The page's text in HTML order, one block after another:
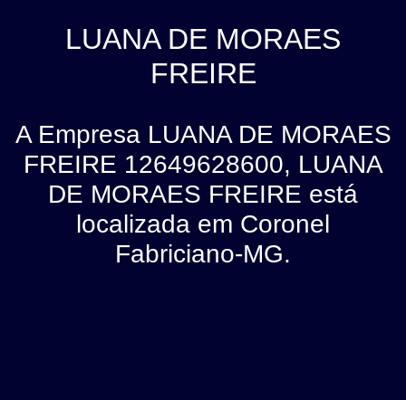
LUANA DE MORAES
FREIRE
A Empresa LUANA DE MORAES
FREIRE 12649628600, LUANA
DE MORAES FREIRE está
localizada em Coronel
Fabriciano-MG.